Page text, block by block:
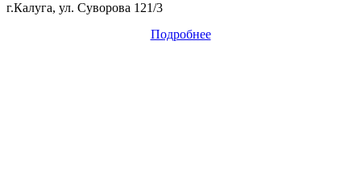
г.Калуга, ул. Суворова 121/3
Подробнее